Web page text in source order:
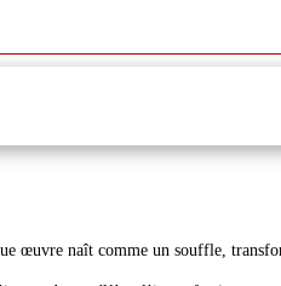
œuvre naît comme un souffle,